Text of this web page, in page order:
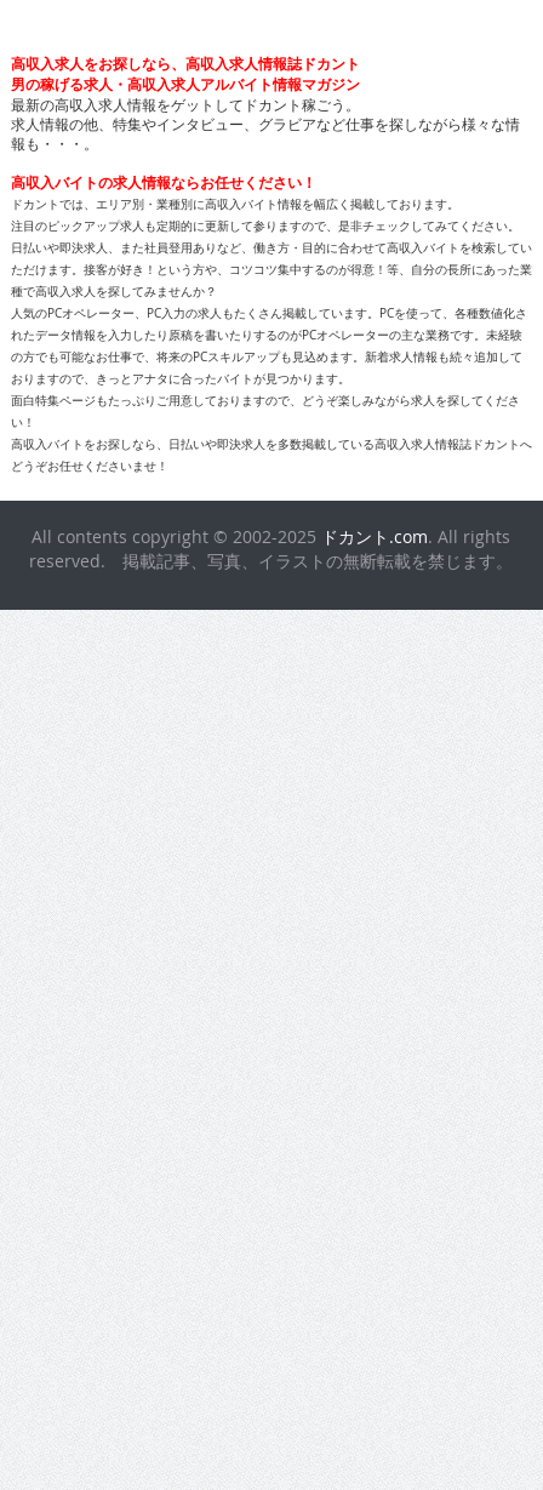
高収入求人をお探しなら、高収入求人情報誌ドカント
男の稼げる求人・高収入求人アルバイト情報マガジン
最新の高収入求人情報をゲットしてドカント稼ごう。
求人情報の他、特集やインタビュー、グラビアなど仕事を探しながら様々な情
報も・・・。
高収入バイトの求人情報ならお任せください！
ドカントでは、エリア別・業種別に高収入バイト情報を幅広く掲載しております。
注目のピックアップ求人も定期的に更新して参りますので、是非チェックしてみてください。
日払いや即決求人、また社員登用ありなど、働き方・目的に合わせて高収入バイトを検索してい
ただけます。接客が好き！という方や、コツコツ集中するのが得意！等、自分の長所にあった業
種で高収入求人を探してみませんか？
人気のPCオペレーター、PC入力の求人もたくさん掲載しています。PCを使って、各種数値化さ
れたデータ情報を入力したり原稿を書いたりするのがPCオペレーターの主な業務です。未経験
の方でも可能なお仕事で、将来のPCスキルアップも見込めます。新着求人情報も続々追加して
おりますので、きっとアナタに合ったバイトが見つかります。
面白特集ページもたっぷりご用意しておりますので、どうぞ楽しみながら求人を探してくださ
い！
高収入バイトをお探しなら、日払いや即決求人を多数掲載している高収入求人情報誌ドカントへ
どうぞお任せくださいませ！
All contents copyright © 2002-2025 ドカント.com. All rights
reserved. 掲載記事、写真、イラストの無断転載を禁じます。